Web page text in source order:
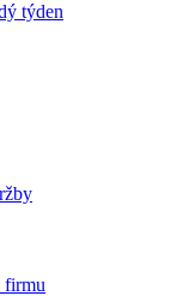
týden
firmu